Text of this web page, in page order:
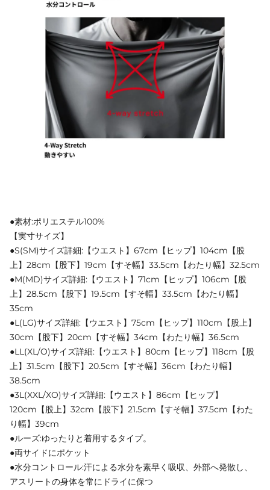
●素材:ポリエステル100%
【実寸サイズ】
●S(SM)サイズ詳細:【ウエスト】67cm【ヒップ】104cm【股
上】28cm【股下】19cm【すそ幅】33.5cm【わたり幅】32.5cm
●M(MD)サイズ詳細:【ウエスト】71cm【ヒップ】106cm【股
上】28.5cm【股下】19.5cm【すそ幅】33.5cm【わたり幅】
35cm
●L(LG)サイズ詳細:【ウエスト】75cm【ヒップ】110cm【股上】
30cm【股下】20cm【すそ幅】34cm【わたり幅】36.5cm
●LL(XL/O)サイズ詳細:【ウエスト】80cm【ヒップ】118cm【股
上】31.5cm【股下】20.5cm【すそ幅】36cm【わたり幅】
38.5cm
●3L(XXL/XO)サイズ詳細:【ウエスト】86cm【ヒップ】
120cm【股上】32cm【股下】21.5cm【すそ幅】37.5cm【わた
り幅】39cm
●ルーズ:ゆったりと着用するタイプ。
●両サイドにポケット
●水分コントロール:汗による水分を素早く吸収、外部へ発散し、
アスリートの身体を常にドライに保つ